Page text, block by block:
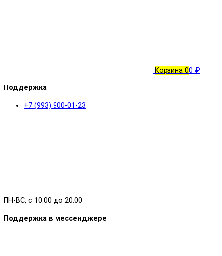
Корзина 00 ₽
Поддержка
+7 (993) 900-01-23
ПН-ВС, с 10.00 до 20.00
Поддержка в мессенджере